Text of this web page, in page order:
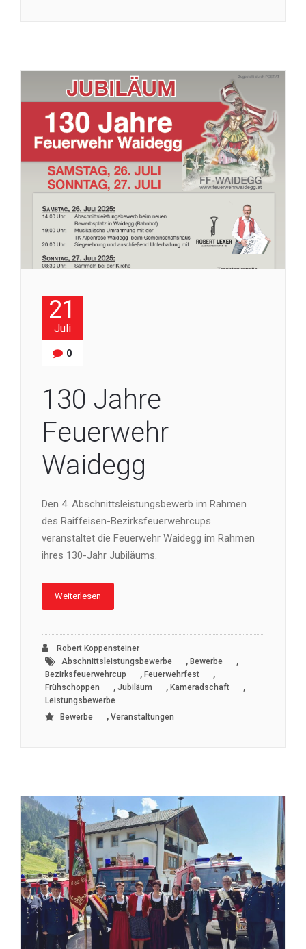
21
Juli
0
130 Jahre
Feuerwehr
Waidegg
Den 4. Abschnittsleistungsbewerb im Rahmen
des Raiffeisen-Bezirksfeuerwehrcups
veranstaltet die Feuerwehr Waidegg im Rahmen
ihres 130-Jahr Jubiläums.
Weiterlesen
Robert Koppensteiner
Abschnittsleistungsbewerbe
, Bewerbe ,
Bezirksfeuerwehrcup , Feuerwehrfest ,
Frühschoppen , Jubiläum , Kameradschaft ,
Leistungsbewerbe
Bewerbe
, Veranstaltungen